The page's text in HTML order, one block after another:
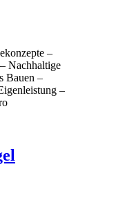
–
Nachhaltige
Bauen –
–